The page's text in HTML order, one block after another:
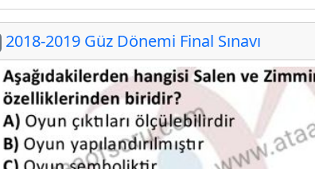
2018-2019 Güz Dönemi Final Sınavı